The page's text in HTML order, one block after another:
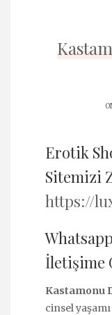
Erotik
Sitemizi
https://
İletişime
Kastamonu
cinsel